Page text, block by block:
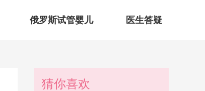
俄罗斯试管婴儿 医生答疑
猜你喜欢